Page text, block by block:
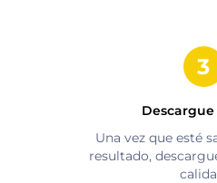
Una vez que esté
resultado,